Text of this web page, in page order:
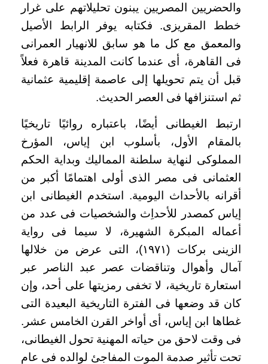
والحضريين المصريين يبنون تحليلاتهم على غرار
خطط المقريزى. فكتابه يوفر الرابط الأصيل
والمعمق مع كل ما هو سابق للانهيار العمرانى
فى القاهرة، أى عندما كانت المدينة قاهرة فعلاً
قبل أن يتم تحويلها إلى عاصمة إقليمية عثمانية
ثم استنزافها فى العصر الحديث.
ارتبط الغيطانى أيضًا، باعتباره روائيًا تاريخيًا
بالمقام الأول، بأسلوب ابن إياس، المؤرخ
المملوكى لنهاية سلطنة المماليك وبداية الحكم
العثمانى فى مصر الذى أولى اهتمامًا أكبر من
أقرانه بالأحداث اليومية. استخدم الغيطانى ابن
إياس كمصدر للأحداِث والشخصيات فى عدد من
أعماله المبكرة الشهيرة، لا سيما فى رواية
الزينى بركات (١٩٧١)، التى عرض من خلالها
آمال وأهوال وتناقضات عصر عبد الناصر عبر
استعارة تاريخية، لا تخفى رمزيتها على أحد، وإن
كان قد وضعها فى الفترة التاريخية البعيدة التى
غطاها ابن إياس، أى أواخر القرن الخامس عشر.
فى وقت لاحق من حياته المهنية تحول الغيطانى،
تحت تأثير صدمة الموت المفاجئ لوالده فى عام